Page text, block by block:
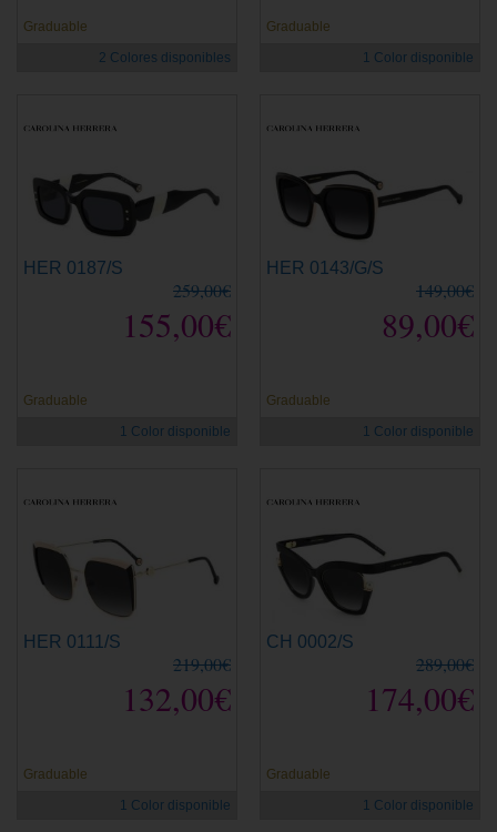
Graduable
2 Colores disponibles
Graduable
1 Color disponible
HER 0187/S
259,00€
155,00€
Graduable
1 Color disponible
HER 0143/G/S
149,00€
89,00€
Graduable
1 Color disponible
HER 0111/S
219,00€
132,00€
Graduable
1 Color disponible
CH 0002/S
289,00€
174,00€
Graduable
1 Color disponible